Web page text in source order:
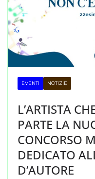
EVENTI NOTIZIE
L’ARTISTA
PARTE LA
CONCORSO
DEDICATO
D’AUTORE